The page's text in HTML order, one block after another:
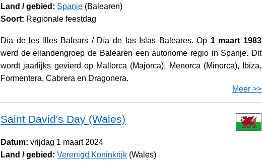
Land / gebied: Spanje (Balearen)
Soort: Regionale feestdag
Día de les Illes Balears / Día de las Islas Baleares. Op 1 maart 1983
werd de eilandengroep de Balearen een autonome regio in Spanje. Dit
wordt jaarlijks gevierd op Mallorca (Majorca), Menorca (Minorca), Ibiza,
Formentera, Cabrera en Dragonera.
Meer >>
Saint David's Day (Wales)
Datum: vrijdag 1 maart 2024
Land / gebied: Verenigd Koninkrijk (Wales)